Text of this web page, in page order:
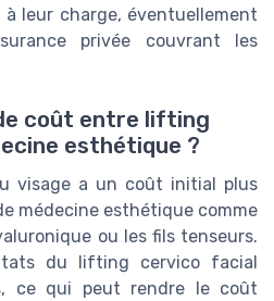
leur charge, éventuellement
privée couvrant les
coût entre lifting
esthétique ?
visage a un coût initial plus
médecine esthétique comme
ou les fils tenseurs.
du lifting cervico facial
ce qui peut rendre le coût